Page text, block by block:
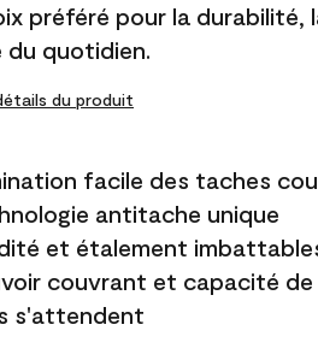
préféré pour la durabilité,
du quotidien.
du produit
facile des taches
antitache unique
et étalement
couvrant et capacité
s'attendent